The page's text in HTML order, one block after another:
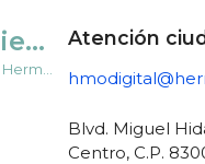
H. Ayuntamiento de Hermosillo
Gobierno Municipal de Hermosillo
Atención
Blvd. Miguel
Centro, C.P.